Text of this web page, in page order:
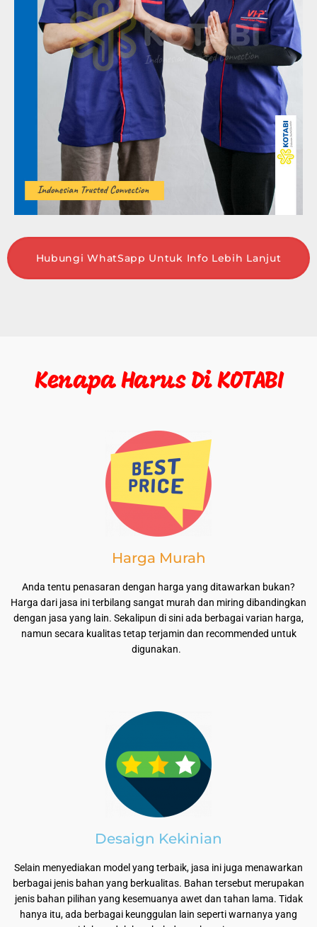
Hubungi WhatSapp Untuk Info Lebih Lanjut
Kenapa Harus Di KOTABI
Harga Murah
Anda tentu penasaran dengan harga yang ditawarkan bukan?
Harga dari jasa ini terbilang sangat murah dan miring dibandingkan
dengan jasa yang lain. Sekalipun di sini ada berbagai varian harga,
namun secara kualitas tetap terjamin dan recommended untuk
digunakan.
Desaign Kekinian
Selain menyediakan model yang terbaik, jasa ini juga menawarkan
berbagai jenis bahan yang berkualitas. Bahan tersebut merupakan
jenis bahan pilihan yang kesemuanya awet dan tahan lama. Tidak
hanya itu, ada berbagai keunggulan lain seperti warnanya yang